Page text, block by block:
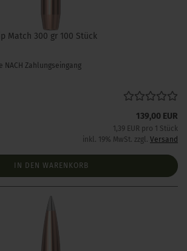
Match 300 gr 100 Stück
NACH Zahlungseingang
139,00 EUR
1,39 EUR pro 1 Stück
inkl. 19% MwSt. zzgl. Versand
IN DEN WARENKORB